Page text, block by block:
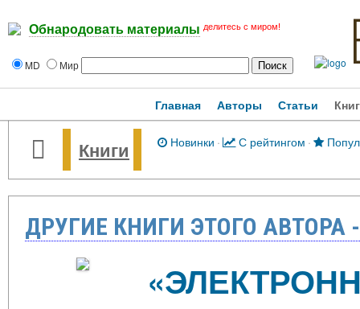
Обнародовать материалы делитесь с миром!
MD Мир
Главная Авторы Статьи
Книги Новинки · С рейтингом ·
ДРУГИЕ КНИГИ ЭТОГО